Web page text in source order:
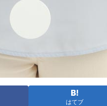
はてブ